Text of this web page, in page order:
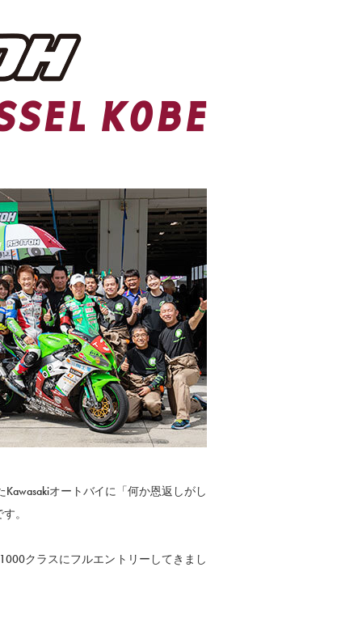
Kawasakiオートバイに「何か恩返しがし
。
クラスにフルエントリーしてきまし